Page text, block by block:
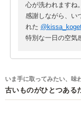
心が洗われますね
感謝しながら、い
れた
特別な一日の空気
いま手に取ってみたい、味
古いものがひとつある